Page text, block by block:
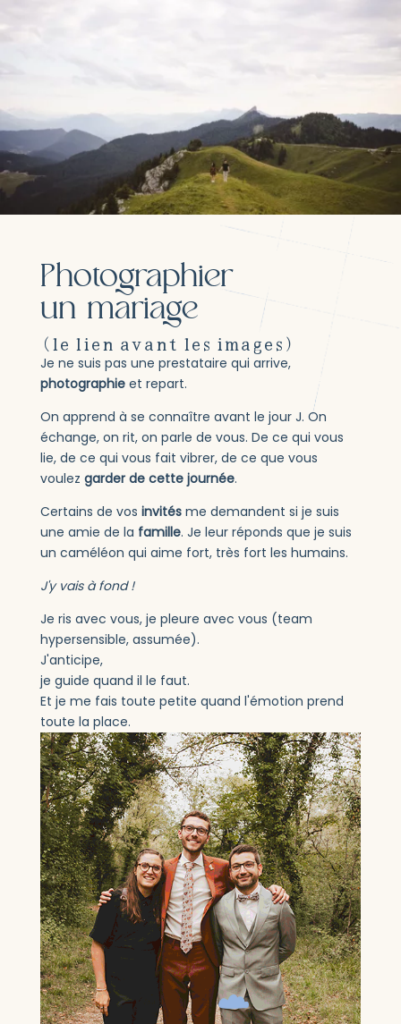
Photographier
un mariage
(le lien avant les images)
Je ne suis pas une prestataire qui arrive,
photographieet repart.
On apprend à se connaître avant le jour J. On
échange, on rit, on parle de vous. De ce qui vous
lie, de ce qui vous fait vibrer, de ce que vous
voulez garder de cette journée.
Certains de vos invitésme demandent si je suis
une amie de la famille. Je leur réponds que je suis
un caméléon qui aime fort, très fort les humains.
J'y vais à fond !
Je ris avec vous, je pleure avec vous (team
hypersensible, assumée).
J'anticipe,
je guide quand il le faut.
Et je me fais toute petite quand l'émotion prend
toute la place.